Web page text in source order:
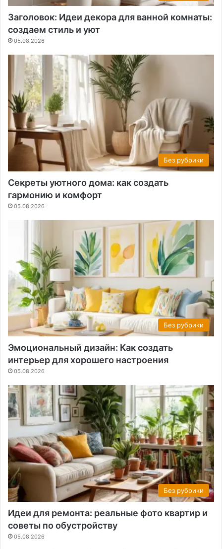
Заголовок: Идеи декора для ванной комнаты:
создаем стиль и уют
05.08.2026
Без рубрики
Секреты уютного дома: как создать
гармонию и комфорт
05.08.2026
Без рубрики
Эмоциональный дизайн: Как создать
интерьер для хорошего настроения
05.08.2026
Без рубрики
Идеи для ремонта: реальные фото квартир и
советы по обустройству
05.08.2026